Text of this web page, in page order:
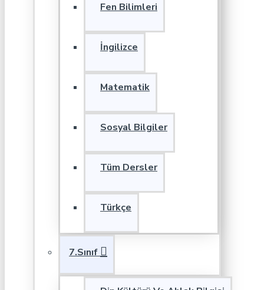
Fen Bilimleri
İngilizce
Matematik
Sosyal Bilgiler
Tüm Dersler
Türkçe
7.Sınıf